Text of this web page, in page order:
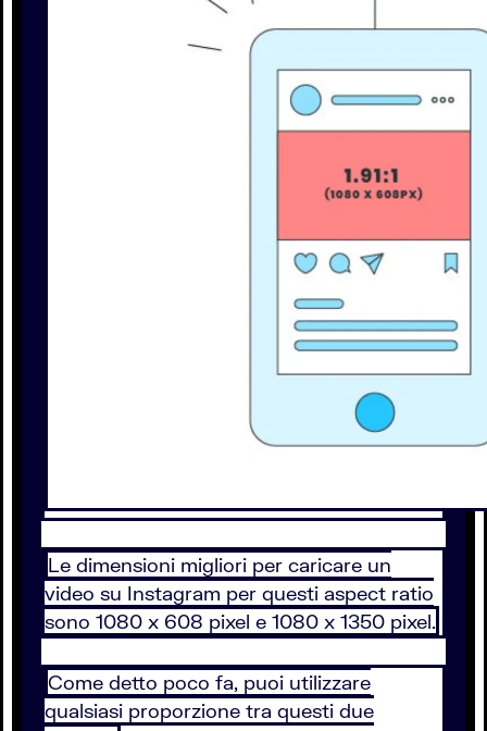
Le dimensioni migliori per caricare un
video su Instagram per questi aspect ratio
sono 1080 x 608 pixel e 1080 x 1350 pixel.
Come detto poco fa, puoi utilizzare
qualsiasi proporzione tra questi due